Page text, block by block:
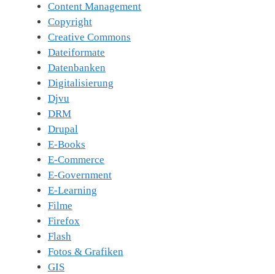
Content Management
Copyright
Creative Commons
Dateiformate
Datenbanken
Digitalisierung
Djvu
DRM
Drupal
E-Books
E-Commerce
E-Government
E-Learning
Filme
Firefox
Flash
Fotos & Grafiken
GIS